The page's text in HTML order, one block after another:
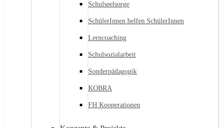
Schulseelsorge
SchülerInnen helfen SchülerInnen
Lerncoaching
Schulsozialarbeit
Sonderpädagogik
KOBRA
FH Kooperationen